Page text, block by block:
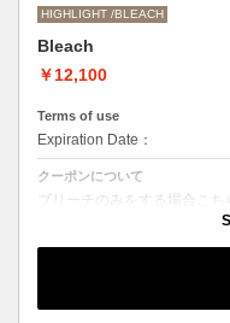
HIGHLIGHT /BLEACH
Bleach
￥12,100
Terms of use
Expiration Date：
クーポンについて
ブリーチのみをする場合こ
別途シャンプーブロー代￥
●ご希望の色やデザインによ
●髪の長さにより別途ロング